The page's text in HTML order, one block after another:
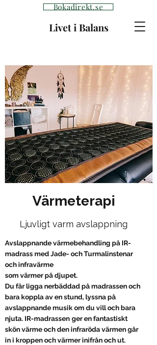
Bokadirekt.se
Livet i Balans
Värmeterapi
Ljuvligt varm avslappning
Avslappnande värmebehandling på IR-
madrass med Jade- och Turmalinstenar
och infravärme
som värmer på djupet.
Du får ligga nerbäddad på madrassen och
bara koppla av en stund, lyssna på
avslappnande musik om du vill och bara
njuta. IR-madrassen ger en fantastiskt
skön värme och den infraröda värmen går
in i kroppen och värmer inifrån och ut.